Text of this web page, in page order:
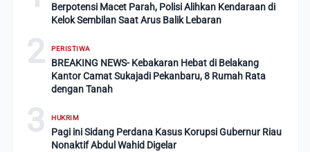
Berpotensi Macet Parah, Polisi Alihkan Kendaraan di
Kelok Sembilan Saat Arus Balik Lebaran
2 PERISTIWA
BREAKING NEWS- Kebakaran Hebat di Belakang
Kantor Camat Sukajadi Pekanbaru, 8 Rumah Rata
dengan Tanah
3 HUKRIM
Pagi ini Sidang Perdana Kasus Korupsi Gubernur Riau
Nonaktif Abdul Wahid Digelar